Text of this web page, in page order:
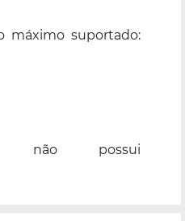
máximo suportado:
não possui